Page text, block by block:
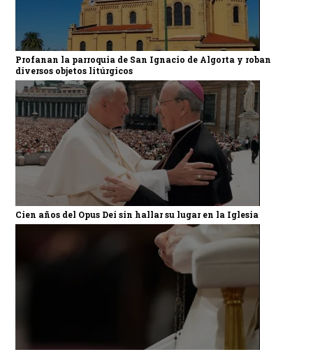
Profanan la parroquia de San Ignacio de Algorta y roban
diversos objetos litúrgicos
Cien años del Opus Dei sin hallar su lugar en la Iglesia